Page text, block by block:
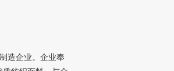
造企业。企业奉